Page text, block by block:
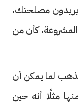
مصلحتك،
كأن من
نذهب لما يمكن أن
مثلًا أنه حين